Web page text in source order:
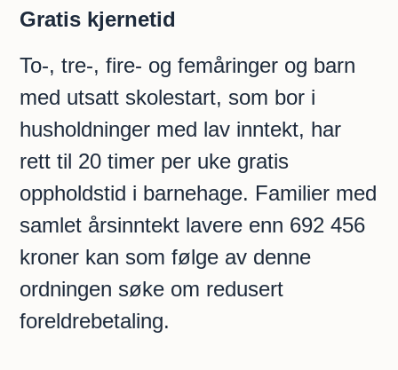
Gratis kjernetid
To-, tre-, fire- og femåringer og barn
med utsatt skolestart, som bor i
husholdninger med lav inntekt, har
rett til 20 timer per uke gratis
oppholdstid i barnehage. Familier med
samlet årsinntekt lavere enn 692 456
kroner kan som følge av denne
ordningen søke om redusert
foreldrebetaling.